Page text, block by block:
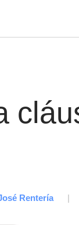
Rentería |